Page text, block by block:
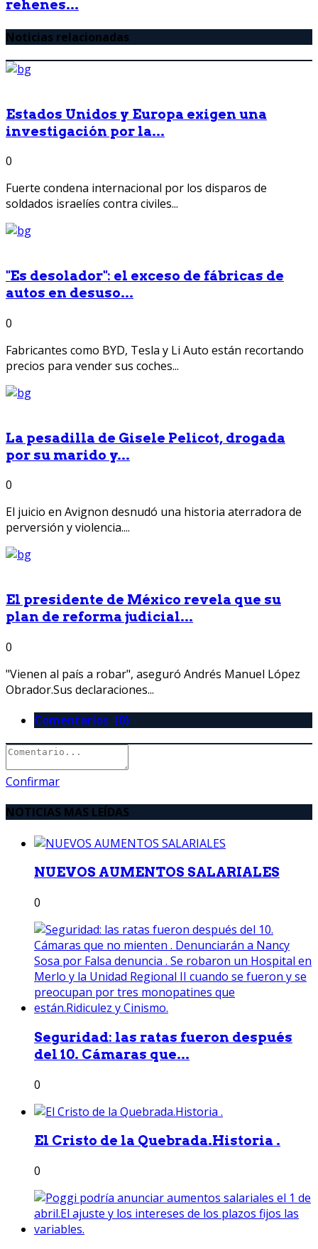
rehenes...
Noticias relacionadas
Estados Unidos y Europa exigen una
investigación por la...
0
Fuerte condena internacional por los disparos de
soldados israelíes contra civiles...
"Es desolador": el exceso de fábricas de
autos en desuso...
0
Fabricantes como BYD, Tesla y Li Auto están recortando
precios para vender sus coches...
La pesadilla de Gisele Pelicot, drogada
por su marido y...
0
El juicio en Avignon desnudó una historia aterradora de
perversión y violencia....
El presidente de México revela que su
plan de reforma judicial...
0
"Vienen al país a robar", aseguró Andrés Manuel López
Obrador.Sus declaraciones...
Comentarios (0)
Confirmar
NOTICIAS MAS LEÍDAS
NUEVOS AUMENTOS SALARIALES
0
Seguridad: las ratas fueron después
del 10. Cámaras que...
0
El Cristo de la Quebrada.Historia .
0